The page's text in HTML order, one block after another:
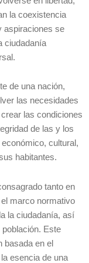
la coexistencia
aspiraciones se
ciudadanía
de una nación,
las necesidades
las condiciones
de las y los
cultural,
habitantes.
tanto en
marco normativo
la ciudadanía, así
Este
basada en el
esencia de una